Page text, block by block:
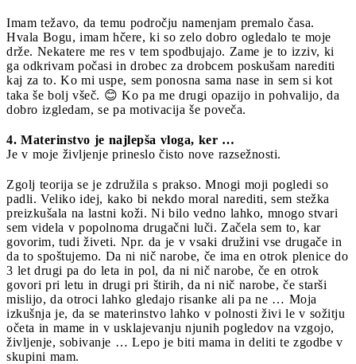
Imam težavo, da temu področju namenjam premalo časa.
Hvala Bogu, imam hčere, ki so zelo dobro ogledalo te moje
drže. Nekatere me res v tem spodbujajo. Zame je to izziv, ki
ga odkrivam počasi in drobec za drobcem poskušam narediti
kaj za to. Ko mi uspe, sem ponosna sama nase in sem si kot
taka še bolj všeč. 😊 Ko pa me drugi opazijo in pohvalijo, da
dobro izgledam, se pa motivacija še poveča.
4. Materinstvo je najlepša vloga, ker …
Je v moje življenje prineslo čisto nove razsežnosti.
Zgolj teorija se je združila s prakso. Mnogi moji pogledi so
padli. Veliko idej, kako bi nekdo moral narediti, sem stežka
preizkušala na lastni koži. Ni bilo vedno lahko, mnogo stvari
sem videla v popolnoma drugačni luči. Začela sem to, kar
govorim, tudi živeti. Npr. da je v vsaki družini vse drugače in
da to spoštujemo. Da ni nič narobe, če ima en otrok plenice do
3 let drugi pa do leta in pol, da ni nič narobe, če en otrok
govori pri letu in drugi pri štirih, da ni nič narobe, če starši
mislijo, da otroci lahko gledajo risanke ali pa ne … Moja
izkušnja je, da se materinstvo lahko v polnosti živi le v sožitju
očeta in mame in v usklajevanju njunih pogledov na vzgojo,
življenje, sobivanje … Lepo je biti mama in deliti te zgodbe v
skupini mam.